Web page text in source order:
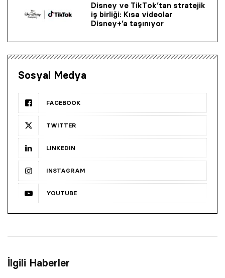
Disney ve TikTok’tan stratejik
iş birliği: Kısa videolar
Disney+’a taşınıyor
Sosyal Medya
FACEBOOK
TWITTER
LINKEDIN
INSTAGRAM
YOUTUBE
İlgili Haberler